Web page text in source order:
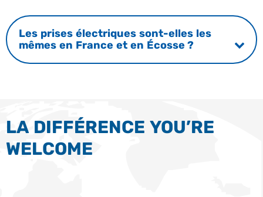
Les prises électriques sont-elles les
mêmes en France et en Écosse ?
LA DIFFÉRENCE YOU’RE
WELCOME